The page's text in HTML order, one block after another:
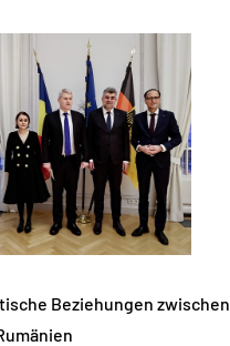
Beziehungen zwischen